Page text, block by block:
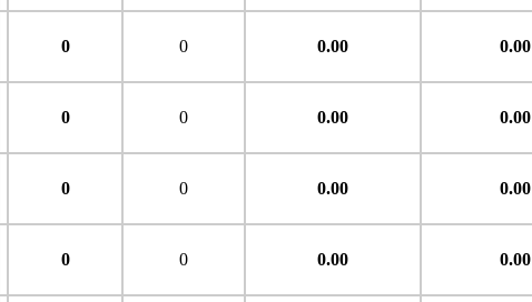
0 0 0.00 0.00
0 0 0.00 0.00
0 0 0.00 0.00
0 0 0.00 0.00